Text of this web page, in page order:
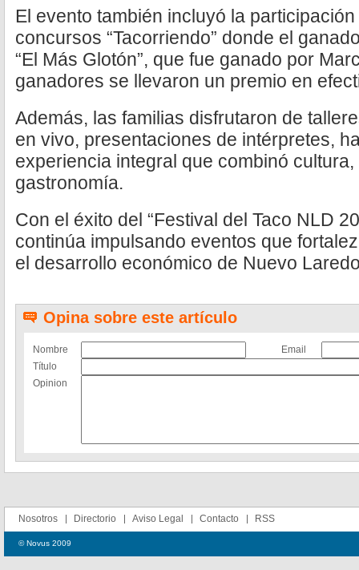
El evento también incluyó la
concursos “Tacorriendo” donde el
“El Más Glotón”, que fue ganado por
ganadores se llevaron un premio en
Además, las familias disfrutaron de
en vivo, presentaciones de intérpretes,
experiencia integral que combinó
gastronomía.
Con el éxito del “Festival del Taco NLD
continúa impulsando eventos que
el desarrollo económico de Nuevo
Opina sobre este artículo
Nombre
Email
Título
Opinion
Nosotros Directorio Aviso Legal Contacto RSS
© Novus 2009